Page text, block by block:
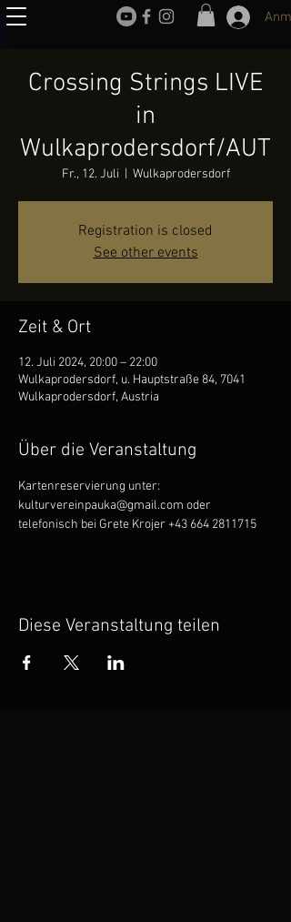
Crossing Strings LIVE
in
Wulkaprodersdorf/AUT
Fr., 12. Juli Wulkaprodersdorf
Registration is closed
See other events
Zeit & Ort
12. Juli 2024, 20:00 – 22:00
Wulkaprodersdorf, u. Hauptstraße 84, 7041
Wulkaprodersdorf, Austria
Über die Veranstaltung
Kartenreservierung unter:
kulturvereinpauka@gmail.com oder
telefonisch bei Grete Krojer +43 664 2811715
Diese Veranstaltung teilen